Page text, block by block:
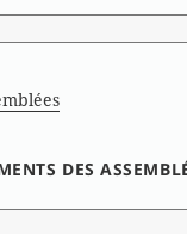
DES